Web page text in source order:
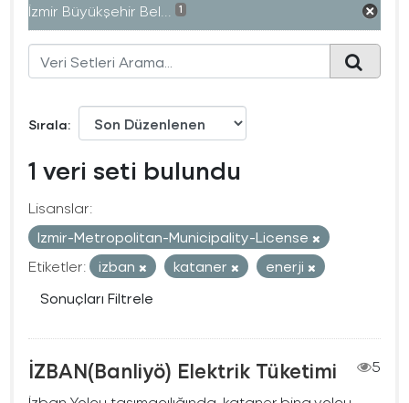
İzmir Büyükşehir Bel... 1
Sırala
1 veri seti bulundu
Lisanslar:
Izmir-Metropolitan-Municipality-License
Etiketler:
izban kataner
enerji
Sonuçları Filtrele
İZBAN(Banliyö) Elektrik Tüketimi
5